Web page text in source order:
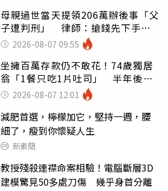
母親過世當天提領206萬辦後事「父
子遭判刑」 律師：搶錢先下手是
罪 2026-08-07 09:55
坐擁百萬存款仍不敢花！74歲獨居
翁「1餐只吃1片吐司」 半年後暴
瘦嚇壞女兒
2026-08-07 12:01
減肥首選，檸檬加它，堅持一週，腰
細了，瘦到你懷疑人生
新素簡
教授殘殺連襟命案相驗！電腦斷層3D
建模驚見50多處刀傷 幾乎身首分離